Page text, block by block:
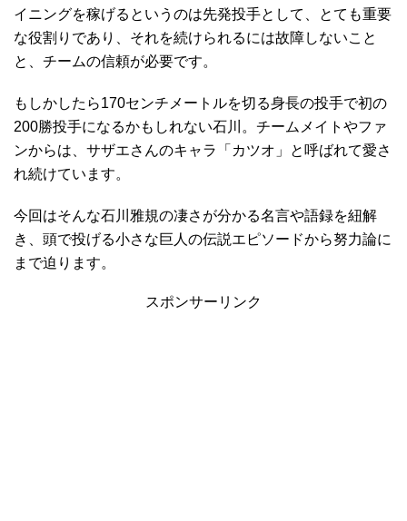
イニングを稼げるというのは先発投手として、とても重要
な役割りであり、それを続けられるには故障しないこと
と、チームの信頼が必要です。
もしかしたら170センチメートルを切る身長の投手で初の
200勝投手になるかもしれない石川。チームメイトやファ
ンからは、サザエさんのキャラ「カツオ」と呼ばれて愛さ
れ続けています。
今回はそんな石川雅規の凄さが分かる名言や語録を紐解
き、頭で投げる小さな巨人の伝説エピソードから努力論に
まで迫ります。
スポンサーリンク